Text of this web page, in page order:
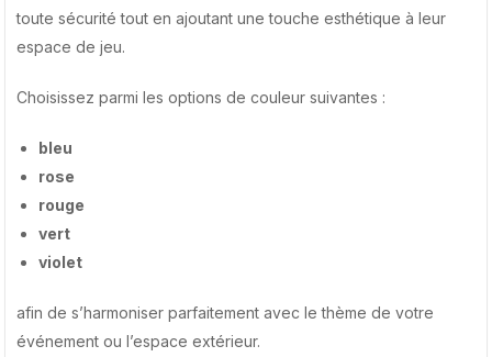
toute sécurité tout en ajoutant une touche esthétique à leur
espace de jeu.
Choisissez parmi les options de couleur suivantes :
bleu
rose
rouge
vert
violet
afin de s’harmoniser parfaitement avec le thème de votre
événement ou l’espace extérieur.